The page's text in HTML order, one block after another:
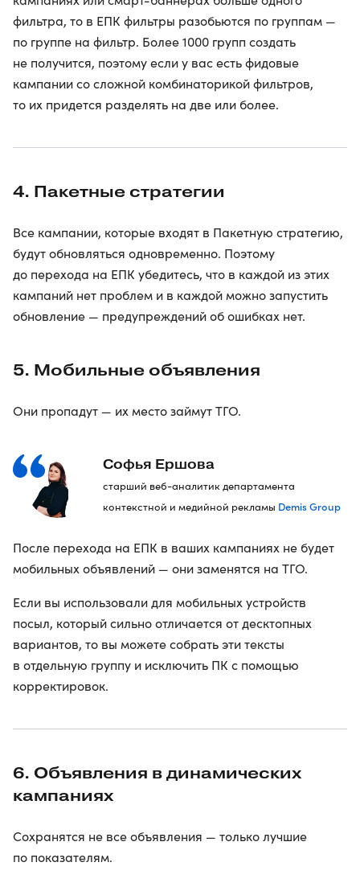
фильтра, то в ЕПК фильтры разобьются по группам —
по группе на фильтр. Более 1000 групп создать
не получится, поэтому если у вас есть фидовые
кампании со сложной комбинаторикой фильтров,
то их придется разделять на две или более.
4. Пакетные стратегии
Все кампании, которые входят в Пакетную стратегию,
будут обновляться одновременно. Поэтому
до перехода на ЕПК убедитесь, что в каждой из этих
кампаний нет проблем и в каждой можно запустить
обновление — предупреждений об ошибках нет.
5. Мобильные объявления
Они пропадут — их место займут ТГО.
Софья Ершова
старший веб-аналитик департамента
контекстной и медийной рекламы Demis Group
После перехода на ЕПК в ваших кампаниях не будет
мобильных объявлений — они заменятся на ТГО.
Если вы использовали для мобильных устройств
посыл, который сильно отличается от десктопных
вариантов, то вы можете собрать эти тексты
в отдельную группу и исключить ПК с помощью
корректировок.
6. Объявления в динамических
кампаниях
Сохранятся не все объявления — только лучшие
по показателям.